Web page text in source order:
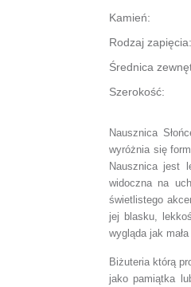
Kamień:
Rodzaj zapięcia:
Średnica
Szerokość:
Nausznica
wyróżnia się
Nausznica jest
widoczna na
świetlistego
jej blasku,
wygląda jak
Biżuteria którą
jako pamiątka